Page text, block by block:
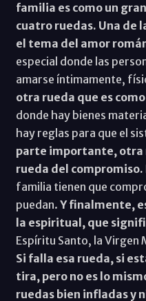
familia es como un
cuatro ruedas. Una de
el tema del amor
especial donde las
amarse íntimamente,
otra rueda que es
donde hay bienes
hay reglas para que el
parte importante, otra
rueda del compromiso.
familia tienen que
puedan. Y finalmente,
la espiritual, que
Espíritu Santo, la Virgen
Si falla esa rueda, si
tira, pero no es lo
ruedas bien infladas y